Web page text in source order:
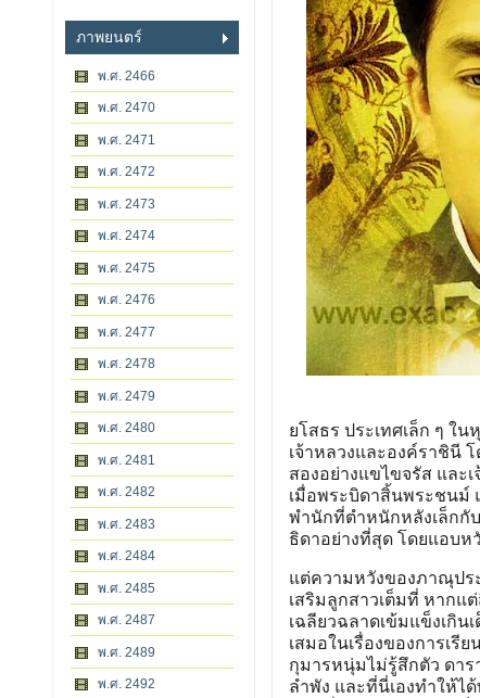
ภาพยนตร์
พ.ศ. 2466
พ.ศ. 2470
พ.ศ. 2471
พ.ศ. 2472
พ.ศ. 2473
พ.ศ. 2474
พ.ศ. 2475
พ.ศ. 2476
พ.ศ. 2477
พ.ศ. 2478
พ.ศ. 2479
พ.ศ. 2480
พ.ศ. 2481
พ.ศ. 2482
พ.ศ. 2483
พ.ศ. 2484
พ.ศ. 2485
พ.ศ. 2487
พ.ศ. 2489
พ.ศ. 2492
ยโสธร ประเทศเล็ก ๆ ใ
เจ้าหลวงและองค์ราชินี
สองอย่างแขไขจรัส และ
เมื่อพระบิดาสิ้นพระชนม์
พำนักที่ตำหนักหลังเล็กกั
ธิดาอย่างที่สุด โดยแอบห
แต่ความหวังของภาณุปร
เสริมลูกสาวเต็มที่ หากแ
เฉลียวฉลาดเข้มแข็งเกิ
เสมอในเรื่องของการเ
กุมารหนุ่มไม่รู้สึกตัว ดาร
ลำพัง และที่นี่เองทำให้ไ